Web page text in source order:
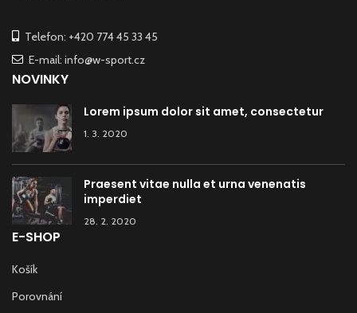
Telefon: +420 774 45 33 45
E-mail: info@w-sport.cz
NOVINKY
Lorem ipsum dolor sit amet, consectetur
1. 3. 2020
Praesent vitae nulla et urna venenatis
imperdiet
28. 2. 2020
E-SHOP
Košík
Porovnání